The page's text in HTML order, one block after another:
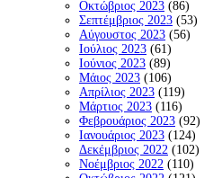
Οκτώβριος 2023 (86)
Σεπτέμβριος 2023 (53)
Αύγουστος 2023 (56)
Ιούλιος 2023 (61)
Ιούνιος 2023 (89)
Μάιος 2023 (106)
Απρίλιος 2023 (119)
Μάρτιος 2023 (116)
Φεβρουάριος 2023 (92)
Ιανουάριος 2023 (124)
Δεκέμβριος 2022 (102)
Νοέμβριος 2022 (110)